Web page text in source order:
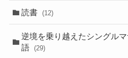
読書 (12)
逆境を乗り越えたシングル
語
(29)